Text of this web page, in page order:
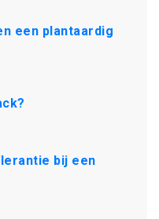
een plantaardig
bij een